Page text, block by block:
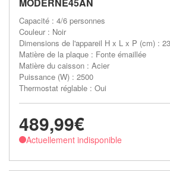
Capacité : 4/6 personnes
Couleur : Noir
Dimensions de l'appareil H x L x P (cm) :
Matière de la plaque : Fonte émaillée
Matière du caisson : Acier
Puissance (W) : 2500
Thermostat réglable : Oui
489,99€
Actuellement indisponible